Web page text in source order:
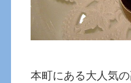
本町にある大人気